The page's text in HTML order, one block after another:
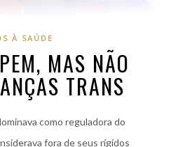
À SAÚDE
MAS NÃO
TRANS
como reguladora do
fora de seus rígidos